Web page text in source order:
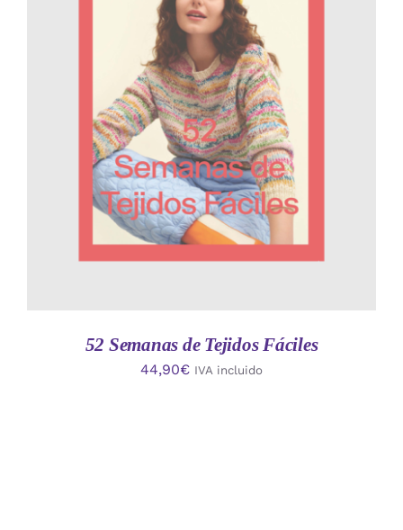
AÑADIR AL CARRITO
/
DETALLES
52 Semanas de Tejidos Fáciles
44,90€ IVA incluido